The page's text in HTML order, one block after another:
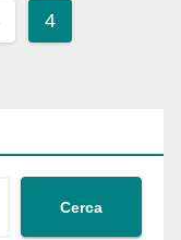
4
Cerca